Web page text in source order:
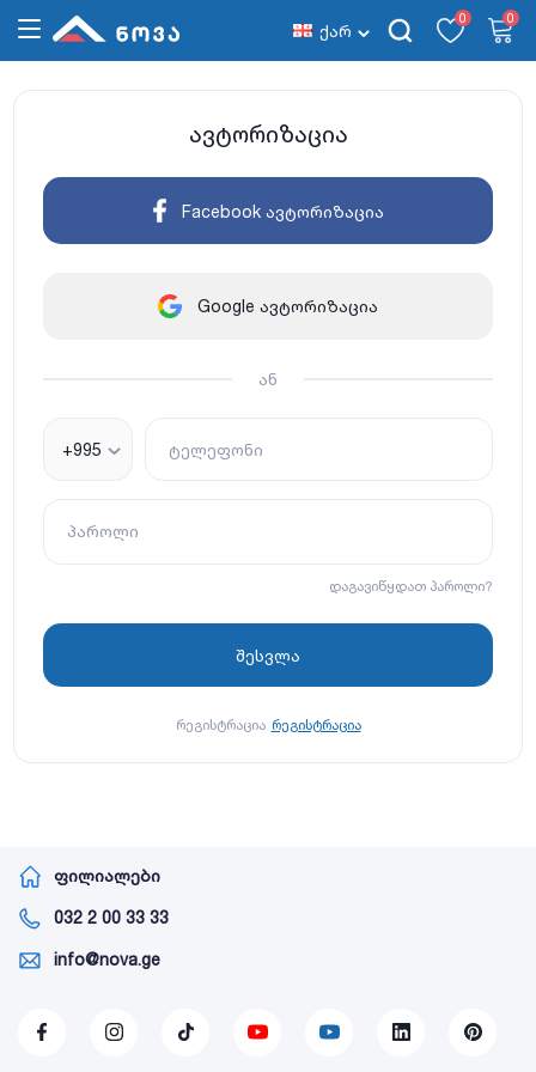
ქარ
0 0
ავტორიზაცია
Facebook ავტორიზაცია
Google ავტორიზაცია
ან
+995 ტელეფონი
პაროლი
დაგავიწყდათ პაროლი?
რეგისტრაცია რეგისტრაცია
ფილიალები
032 2 00 33 33
info@nova.ge